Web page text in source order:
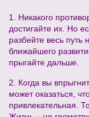
1. Никакого
достигайте их. Но
разбейте весь
ближайшего
прыгайте дальше.
2. Когда вы
может оказаться,
привлекательная.